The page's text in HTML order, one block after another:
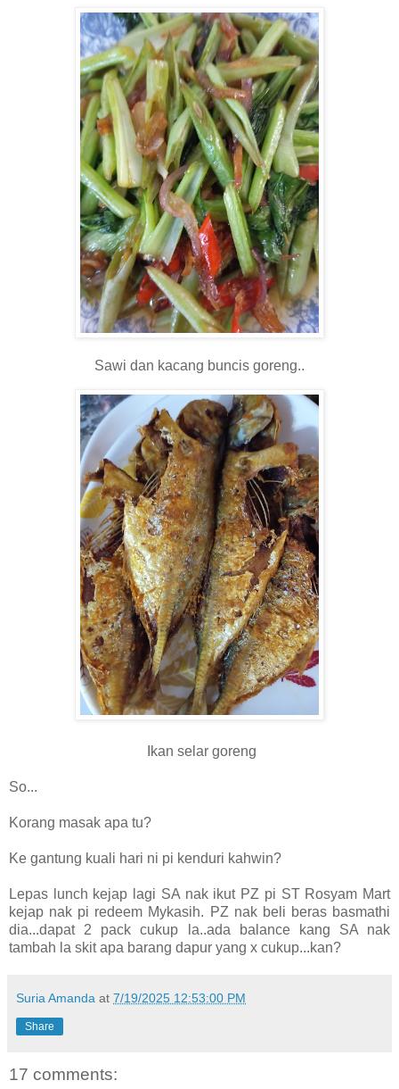
Sawi dan kacang buncis goreng..
Ikan selar goreng
So...
Korang masak apa tu?
Ke gantung kuali hari ni pi kenduri kahwin?
Lepas lunch kejap lagi SA nak ikut PZ pi ST Rosyam Mart
kejap nak pi redeem Mykasih. PZ nak beli beras basmathi
dia...dapat 2 pack cukup la..ada balance kang SA nak
tambah la skit apa barang dapur yang x cukup...kan?
Suria Amanda at 7/19/2025 12:53:00 PM
Share
17 comments: